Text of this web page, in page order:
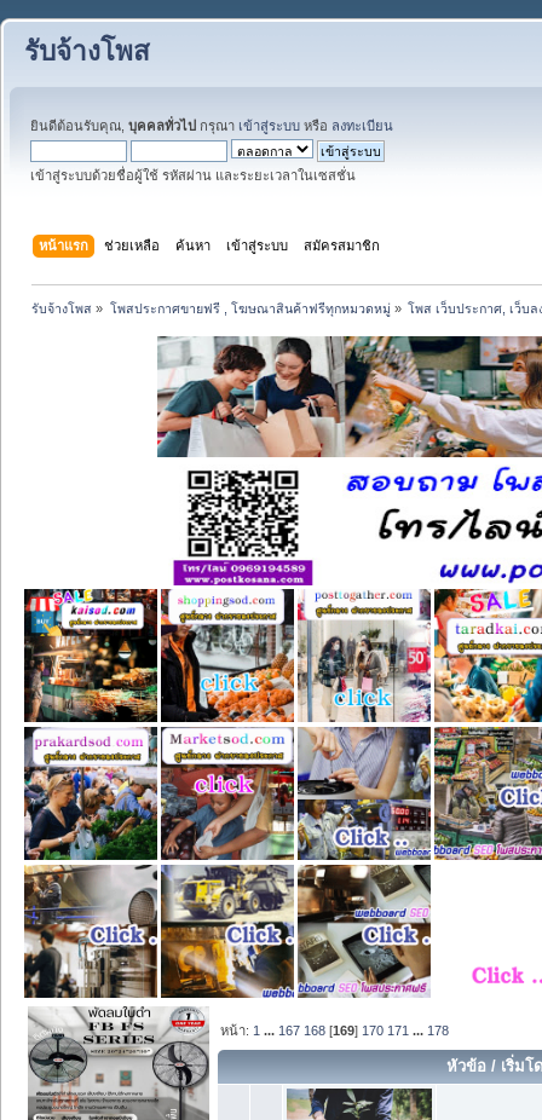
รับจ้างโพส
ยินดีต้อนรับคุณ, บุคคลทั่วไป กรุณา เข้าสู่ระบบ หรือ ลงทะเบียน
เข้าสู่ระบบด้วยชื่อผู้ใช้ รหัสผ่าน และระยะเวลาในเซสชั่น
หน้าแรก ช่วยเหลือ ค้นหา เข้าสู่ระบบ สมัครสมาชิก
รับจ้างโพส » โพสประกาศขายฟรี , โฆษณาสินค้าฟรีทุกหมวดหมู่» โพส เว็บประกาศ, เว็บ
หน้า: 1 ... 167 168 [169] 170 171 ... 178
หัวข้อ / เริ่มโ